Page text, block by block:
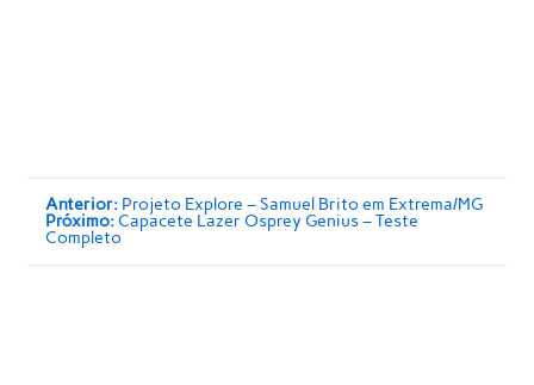
Anterior: Projeto Explore – Samuel Brito em Extrema/MG
Próximo:Capacete Lazer Osprey Genius – Teste
Completo